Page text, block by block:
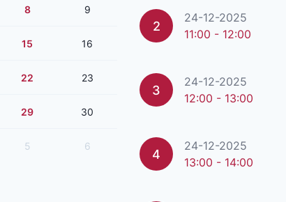
8 9
15 16
22 23
29 30
5 6
2
24-12-2025
11:00 - 12:00
3
24-12-2025
12:00 - 13:00
4
24-12-2025
13:00 - 14:00